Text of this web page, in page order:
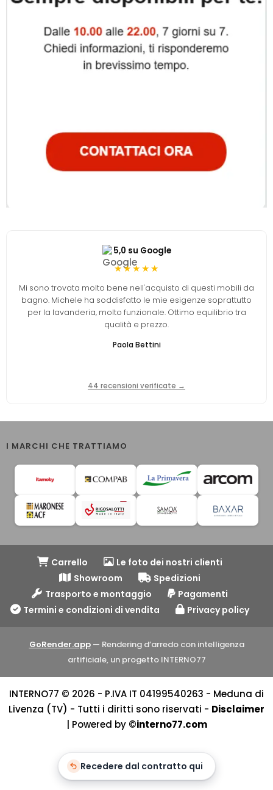
5,0 su Google
★★★★★
Mi sono trovata molto bene nell'acquisto di questi mobili da
bagno. Michele ha soddisfatto le mie esigenze soprattutto
per la lavanderia, molto funzionale. Ottimo equilibrio tra
qualità e prezzo.
Paola Bettini
44 recensioni verificate →
I MARCHI CHE TRATTIAMO
Carrello
Le foto dei nostri clienti
Showroom
Spedizioni
Trasporto e montaggio
Pagamenti
Termini e condizioni di vendita
Privacy policy
GoRender.app— Rendering d’arredo con intelligenza
artificiale, un progetto INTERNO77
INTERNO77 © 2026 - P.IVA IT 04199540263 - Meduna di
Livenza (TV) - Tutti i diritti sono riservati - Disclaimer
| Powered by ©interno77.com
Recedere dal contratto qui